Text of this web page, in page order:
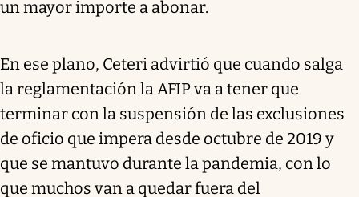
un mayor importe a abonar.
En ese plano, Ceteri advirtió que cuando salga
la reglamentación la AFIP va a tener que
terminar con la suspensión de las exclusiones
de oficio que impera desde octubre de 2019 y
que se mantuvo durante la pandemia, con lo
que muchos van a quedar fuera del